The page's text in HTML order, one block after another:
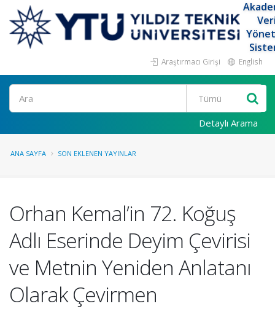
Araştırmacı Girişi English
Ara
Detaylı Arama
ANA SAYFA SON EKLENEN YAYINLAR
Orhan Kemal’in 72. Koğuş
Adlı Eserinde Deyim Çevirisi
ve Metnin Yeniden Anlatanı
Olarak Çevirmen